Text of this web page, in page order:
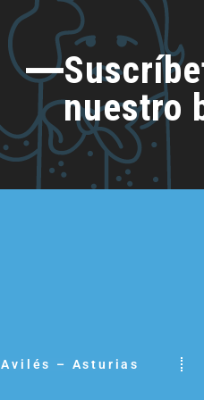
nuestro
Avilés – Asturias